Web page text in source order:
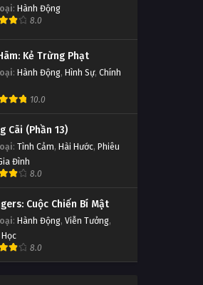
: Hành Động
8.0
Kẻ Trừng Phạt
: Hành Động, Hình Sự, Chính
10.0
Cãi (Phần 13)
: Tình Cảm, Hài Hước, Phiêu
Đình
8.0
Cuộc Chiến Bí Mật
: Hành Động, Viễn Tưởng,
8.0